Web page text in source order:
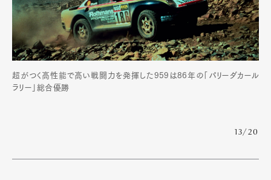
超がつく高性能で高い戦闘力を発揮した959は86年の「パリーダカール
ラリー」総合優勝
13/20